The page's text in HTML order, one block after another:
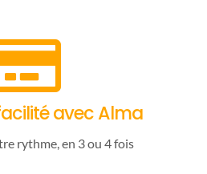
avec Alma
rythme, en 3 ou 4 fois